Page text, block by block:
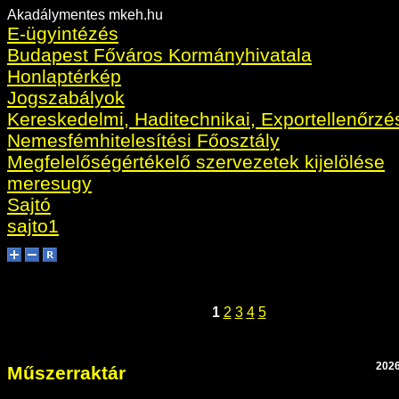
Akadálymentes mkeh.hu
E-ügyintézés
Budapest Főváros Kormányhivatala
Honlaptérkép
Jogszabályok
Kereskedelmi, Haditechnikai,
Nemesfémhitelesítési Főosztály
Megfelelőségértékelő szervezetek kijelölése
meresugy
Sajtó
sajto1
1 2 3 4 5
Műszerraktár